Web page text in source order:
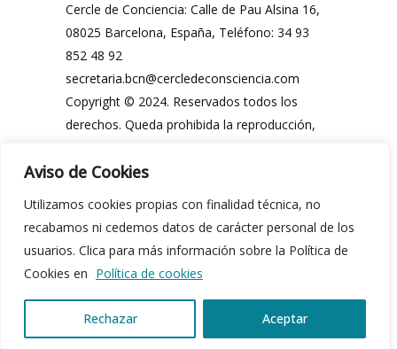
Aviso de Cookies
Utilizamos cookies propias con finalidad técnica, no
recabamos ni cedemos datos de carácter personal de los
usuarios. Clica para más información sobre la Política de
Cookies en Política de cookies
Rechazar Aceptar
Cercle de Conciencia: Calle de Pau Alsina 16,
08025 Barcelona, España, Teléfono: 34 93
852 48 92
secretaria.bcn@cercledeconsciencia.com
Copyright © 2024. Reservados todos los
derechos. Queda prohibida la reproducción,
utilización, total o parcial, de los contenidos
sin previa y expresa autorización por escrito
del Cercle de Conciencia o de sus legítimos
propietarios.